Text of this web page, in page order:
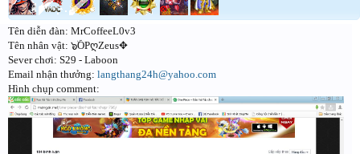
Tên diễn đàn: MrCoffeeL0v3
Tên nhân vật: ๖ۜOPღZeus✥
Sever chơi: S29 - Laboon
Email nhận thưởng: langthang24h@yahoo.com
Hình chụp comment: